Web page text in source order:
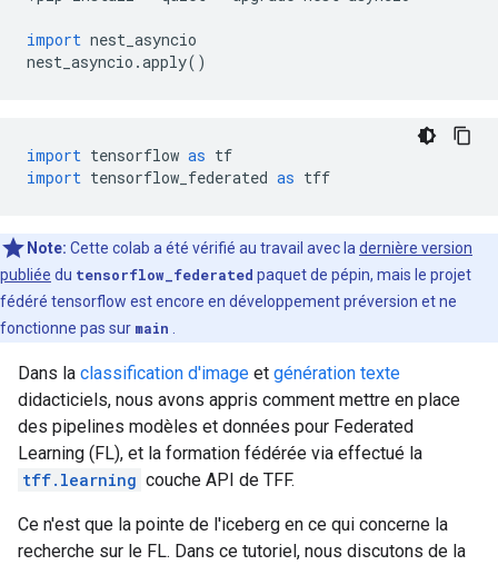
import nest_asyncio
nest_asyncio .apply()
import tensorflow as tf
import tensorflow_federated as tff
Note: Cette colab a été vérifié au travail avec la dernière version
publiée du tensorflow_federated paquet de pépin, mais le projet
fédéré tensorflow est encore en développement préversion et ne
fonctionne pas sur main
Dans la classification d'image et génération texte
didacticiels, nous avons appris comment mettre en place
des pipelines modèles et données pour Federated
Learning (FL), et la formation fédérée via effectué la
tff.learning couche API de TFF.
Ce n'est que la pointe de l'iceberg en ce qui concerne la
recherche sur le FL. Dans ce tutoriel, nous discutons de la